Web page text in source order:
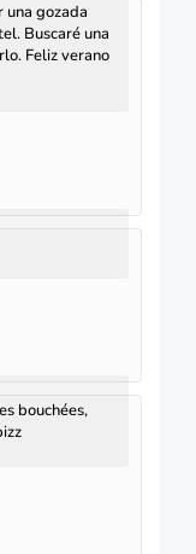
una gozada
Buscaré una
Feliz verano
bouchées,